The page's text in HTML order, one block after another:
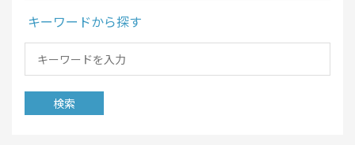
キーワードから探す